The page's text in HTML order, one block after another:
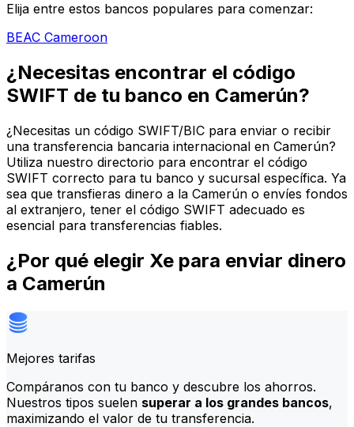
Elija entre estos bancos populares para comenzar:
BEAC Cameroon
¿Necesitas encontrar el código
SWIFT de tu banco en Camerún?
¿Necesitas un código SWIFT/BIC para enviar o recibir
una transferencia bancaria internacional en Camerún?
Utiliza nuestro directorio para encontrar el código
SWIFT correcto para tu banco y sucursal específica. Ya
sea que transfieras dinero a la Camerún o envíes fondos
al extranjero, tener el código SWIFT adecuado es
esencial para transferencias fiables.
¿Por qué elegir Xe para enviar dinero
a Camerún
Mejores tarifas
Compáranos con tu banco y descubre los ahorros.
Nuestros tipos suelen superar a los grandes bancos,
maximizando el valor de tu transferencia.